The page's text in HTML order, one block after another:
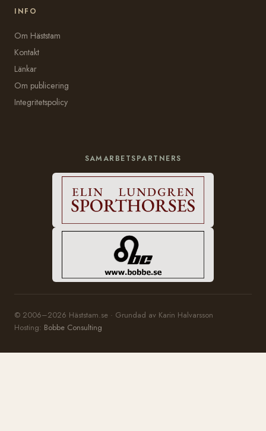
INFO
Om Häststam
Kontakt
Länkar
Om publicering
Integritetspolicy
SAMARBETSPARTNERS
© 2006–2026 Häststam.se · Grundad av Karin Halvarsson
Hosting: Bobbe Consulting